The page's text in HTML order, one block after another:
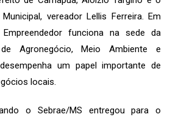
vereador Lellis Ferreira. Em
funciona na sede da
Agronegócio, Meio Ambiente e
um papel importante de
locais.
o Sebrae/MS entregou para o